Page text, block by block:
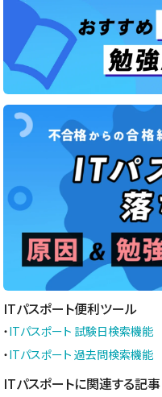
ITパスポート便利ツール
・ITパスポート 試験日検索機能
・ITパスポート 過去問検索機能
ITパスポートに関連する記事